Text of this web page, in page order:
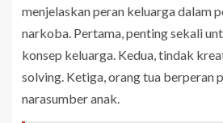
menjelaskan peran keluarga dalam
narkoba. Pertama, penting sekali
konsep keluarga. Kedua, tindak
solving. Ketiga, orang tua berperan
narasumber anak.